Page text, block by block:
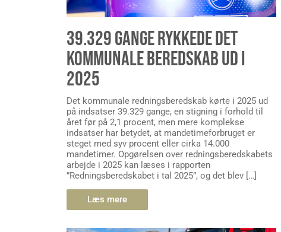
39.329 GANGE RYKKEDE DET
KOMMUNALE BEREDSKAB UD I
2025
Det kommunale redningsberedskab kørte i 2025 ud
på indsatser 39.329 gange, en stigning i forhold til
året før på 2,1 procent, men mere komplekse
indsatser har betydet, at mandetimeforbruget er
steget med syv procent eller cirka 14.000
mandetimer. Opgørelsen over redningsberedskabets
arbejde i 2025 kan læses i rapporten
”Redningsberedskabet i tal 2025”, og det blev […]
Læs mere